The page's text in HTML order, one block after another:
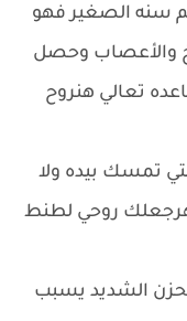
سنه الصغير فهو
والأعصاب وحصل
تعالي هنروح
تمسك بيده ولا
روحي لطنط
الشديد يسبب